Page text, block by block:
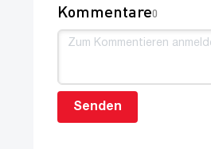
Kommentare0
Senden